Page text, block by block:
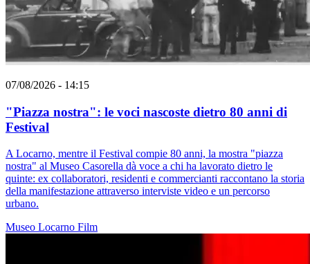
07/08/2026 - 14:15
"Piazza nostra": le voci nascoste dietro 80 anni di
Festival
A Locarno, mentre il Festival compie 80 anni, la mostra "piazza
nostra" al Museo Casorella dà voce a chi ha lavorato dietro le
quinte: ex collaboratori, residenti e commercianti raccontano la storia
della manifestazione attraverso interviste video e un percorso
urbano.
Museo Locarno Film